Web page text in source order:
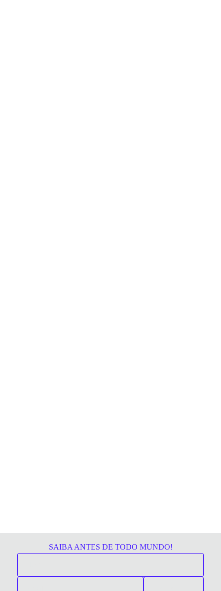
SAIBA ANTES DE TODO MUNDO!